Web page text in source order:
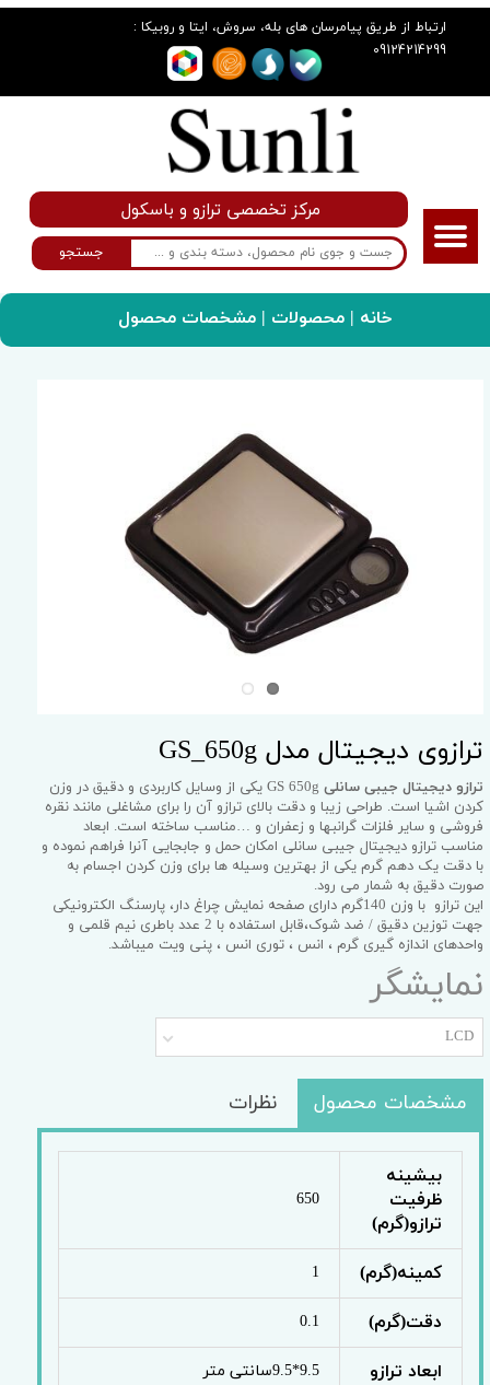
ارتباط از طریق پیامرسان های بله، سروش، ایتا و روبیکا :
09124214299
جستجو
مرکز تخصصی ترازو و باسکول
ترازوی دیجیتال مدل GS_650g
ترازوی دیجیتال مدل GS_650g
ترازو دیجیتال جیبی سانلی
GS 650g یکی از وسایل کاربردی و دقیق در وزن
کردن اشیا است. طراحی زیبا و دقت بالای ترازو آن را برای مشاغلی مانند نقره
فروشی و سایر فلزات گرانبها و زعفران و …مناسب ساخته است. ابعاد
مناسب ترازو دیجیتال جیبی سانلی امکان حمل و جابجایی آنرا فراهم نموده و
با دقت یک دهم گرم یکی از بهترین وسیله ها برای وزن کردن اجسام به
صورت دقیق به شمار می رود.
این ترازو با وزن 140گرم دارای صفحه نمایش چراغ دار، پارسنگ الکترونیکی
جهت توزین دقیق / ضد شوک،قابل استفاده با 2 عدد باطری نیم قلمی و
واحدهای اندازه گیری گرم ، انس ، توری انس ، پنی ویت میباشد.
نمایشگر
LCD
مشخصات محصول نظرات
بیشینه
ظرفیت
ترازو(گرم)
650
کمینه(گرم) 1
دقت(گرم) 0.1
ابعاد ترازو 9.5*9.5سانتی متر
خانه | محصولات | مشخصات محصول